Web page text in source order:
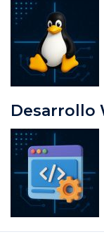
Desarrollo